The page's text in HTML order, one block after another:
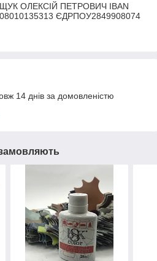
ОЛЕКСІЙ ПЕТРОВИЧ IBAN
ЄДРПОУ2849908074
14 днів за домовленістю